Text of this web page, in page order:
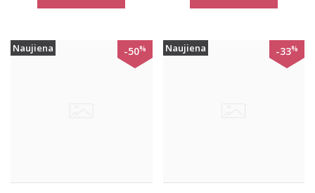
Naujiena -50% Naujiena -33%